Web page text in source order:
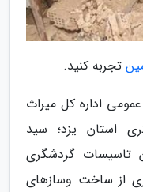
تجربه کنید.
اداره کل میراث
استان یزد؛ سید
گردشگری
از ساخت وسازهای